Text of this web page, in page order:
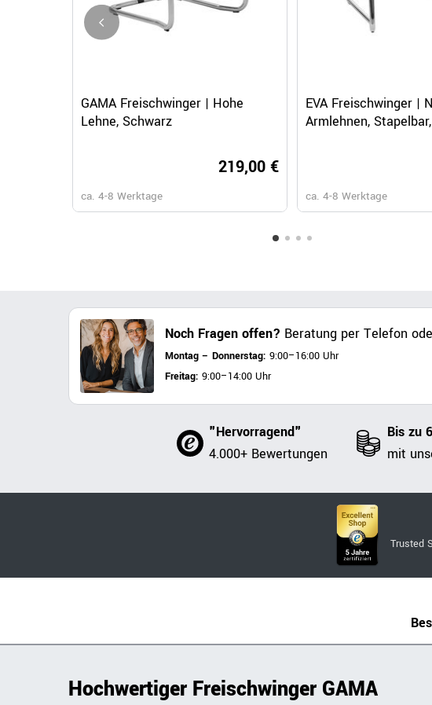
GAMA Freischwinger | Hohe
Lehne, Schwarz
219,00 €
ca. 4-8 Werktage
EVA Freischwinger |
Armlehnen,
ca. 4-8 Werktage
Noch Fragen offen? Beratung per Telefon
Montag – Donnerstag: 9:00–16:00 Uhr
Freitag: 9:00–14:00 Uhr
"Hervorragend"
4.000+ Bewertungen
Bis zu
mit
Trusted
Hochwertiger Freischwinger GAMA